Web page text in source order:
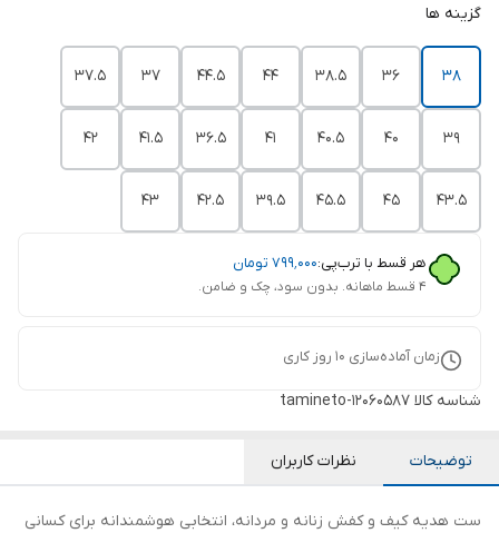
گزینه ها
38
36
38.5
44
44.5
37
37.5
39
40
40.5
41
36.5
41.5
42
43.5
45
45.5
39.5
42.5
43
هر قسط با ترب‌پی:۷۹۹٬۰۰۰ تومان
۴ قسط ماهانه. بدون سود، چک و ضامن.
زمان آماده‌سازی 10 روز کاری
شناسه کالا tamineto-12060587
توضیحات نظرات کاربران
ست هدیه کیف و کفش زنانه و مردانه، انتخابی هوشمندانه برای کسانی